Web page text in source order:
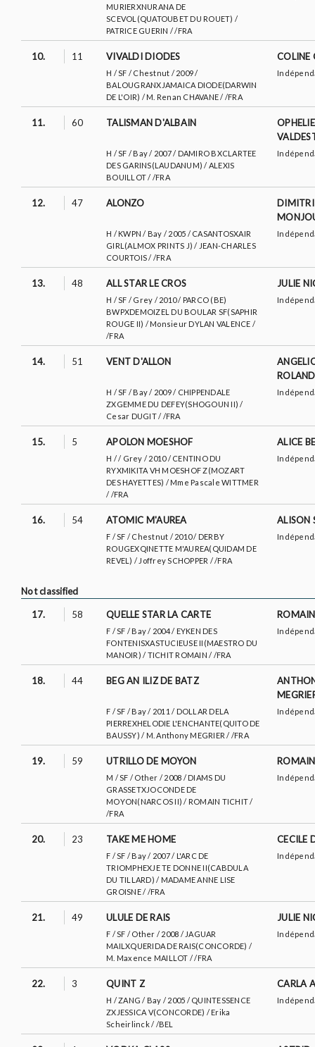
MURIERXNURANA DE
SCEVOL(QUATOUBET DU ROUET) /
PATRICE GUERIN / /FRA
10. 11 VIVALDI DIODES COLINE
H / SF / Chestnut / 2009 /
BALOUGRANXJAMAICA DIODE(DARWIN
DE L'OIR) / M. Renan CHAVANE / /FRA
11. 60 TALISMAN D'ALBAIN
OPHELIE
H / SF / Bay / 2007 / DAMIRO BXCLARTEE
DES GARINS(LAUDANUM) / ALEXIS
BOUILLOT / /FRA
12. 47 ALONZO
DIMITRI
H / KWPN / Bay / 2005 / CASANTOSXAIR
GIRL(ALMOX PRINTS J) / JEAN-CHARLES
COURTOIS / /FRA
13. 48 ALL STAR LE CROS JULIE
H / SF / Grey / 2010 / PARCO (BE)
BWPXDEMOIZEL DU BOULAR SF(SAPHIR
ROUGE II) / Monsieur DYLAN VALENCE /
/FRA
14. 51 VENT D'ALLON
H / SF / Bay / 2009 / CHIPPENDALE
ZXGEMME DU DEFEY(SHOGOUN II) /
Cesar DUGIT / /FRA
15. 5 APOLON MOESHOF ALICE
H / / Grey / 2010 / CENTINO DU
RYXMIKITA VH MOESHOF Z(MOZART
DES HAYETTES) / Mme Pascale WITTMER
/ /FRA
16. 54 ATOMIC M'AUREA ALISON
F / SF / Chestnut / 2010 / DERBY
ROUGEXQINETTE M'AUREA(QUIDAM DE
REVEL) / Joffrey SCHOPPER / /FRA
Not classified
17. 58 QUELLE STAR LA CARTE
F / SF / Bay / 2004 / EYKEN DES
FONTENISXASTUCIEUSE II(MAESTRO DU
MANOIR) / TICHIT ROMAIN / /FRA
18. 44 BEG AN ILIZ DE BATZ
F / SF / Bay / 2011 / DOLLAR DELA
PIERREXHELODIE L'ENCHANTE(QUITO DE
BAUSSY) / M. Anthony MEGRIER / /FRA
19. 59 UTRILLO DE MOYON
M / SF / Other / 2008 / DIAMS DU
GRASSETXJOCONDE DE
MOYON(NARCOS II) / ROMAIN TICHIT /
/FRA
20. 23 TAKE ME HOME CECILE
F / SF / Bay / 2007 / L'ARC DE
TRIOMPHEXJE TE DONNE II(CABDULA
DU TILLARD) / MADAME ANNE LISE
GROISNE / /FRA
21. 49 ULULE DE RAIS JULIE
F / SF / Other / 2008 / JAGUAR
MAILXQUERIDA DE RAIS(CONCORDE) /
M. Maxence MAILLOT / /FRA
22. 3 QUINT Z CARLA
H / ZANG / Bay / 2005 / QUINTESSENCE
ZXJESSICA V(CONCORDE) / Erika
Scheirlinck / /BEL